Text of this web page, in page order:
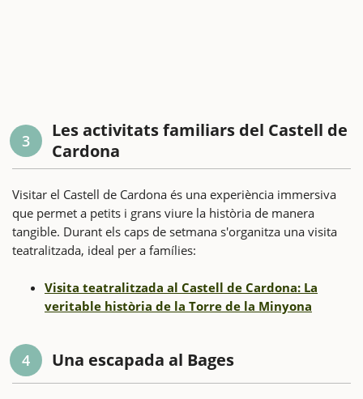
3
Les activitats familiars del Castell de
Cardona
Visitar el Castell de Cardona és una experiència immersiva
que permet a petits i grans viure la història de manera
tangible. Durant els caps de setmana s'organitza una visita
teatralitzada, ideal per a famílies:
Visita teatralitzada al Castell de Cardona: La
veritable història de la Torre de la Minyona
4 Una escapada al Bages